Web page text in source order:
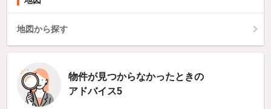
地図から探す
物件が見つからなかったときの
アドバイス5